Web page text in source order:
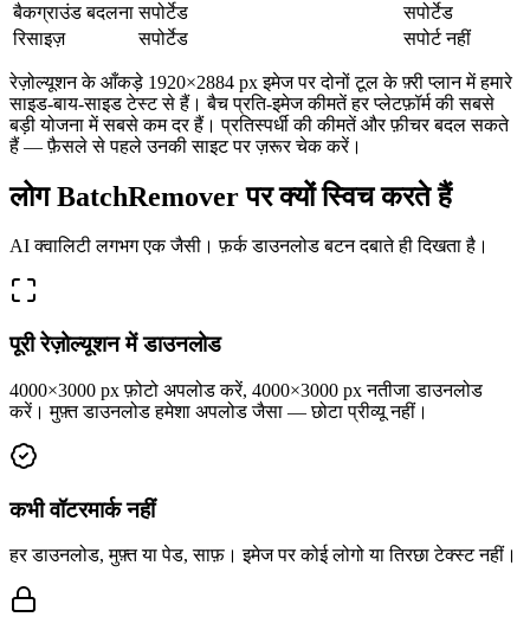
बैकग्राउंड बदलना सपोर्टेड
सपोर्टेड
रिसाइज़
सपोर्टेड सपोर्ट नहीं
रेज़ोल्यूशन के आँकड़े 1920×2884 px इमेज पर दोनों टूल के फ़्री प्लान में हमारे
साइड-बाय-साइड टेस्ट से हैं। बैच प्रति-इमेज कीमतें हर प्लेटफ़ॉर्म की सबसे
बड़ी योजना में सबसे कम दर हैं। प्रतिस्पर्धी की कीमतें और फ़ीचर बदल सकते
हैं — फ़ैसले से पहले उनकी साइट पर ज़रूर चेक करें।
लोग BatchRemover पर क्यों स्विच करते हैं
AI क्वालिटी लगभग एक जैसी। फ़र्क डाउनलोड बटन दबाते ही दिखता है।
पूरी रेज़ोल्यूशन में डाउनलोड
4000×3000 px फ़ोटो अपलोड करें, 4000×3000 px नतीजा डाउनलोड
करें। मुफ़्त डाउनलोड हमेशा अपलोड जैसा — छोटा प्रीव्यू नहीं।
कभी वॉटरमार्क नहीं
हर डाउनलोड, मुफ़्त या पेड, साफ़। इमेज पर कोई लोगो या तिरछा टेक्स्ट नहीं।